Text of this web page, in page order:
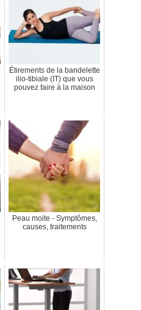
Étirements de la bandelette
ilio-tibiale (IT) que vous
pouvez faire à la maison
Peau moite - Symptômes,
causes, traitements